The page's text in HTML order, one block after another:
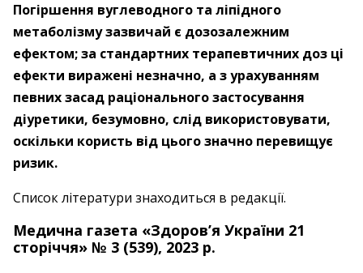
Погіршення вуглеводного та ліпідного
метаболізму зазвичай є дозозалежним
ефектом; за стандартних терапевтичних доз ці
ефекти виражені незначно, а з урахуванням
певних засад раціонального застосування
діуретики, безумовно, слід використовувати,
оскільки користь від цього значно перевищує
ризик.
Список літератури знаходиться в редакції.
Медична газета «Здоров’я України 21
сторіччя» № 3 (539), 2023 р.